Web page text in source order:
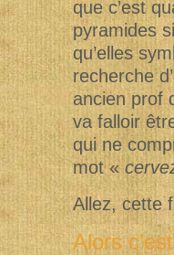
que c’est
pyramides
qu’elles
recherche
ancien prof
va falloir
qui ne
mot «
Allez, cette
Alors